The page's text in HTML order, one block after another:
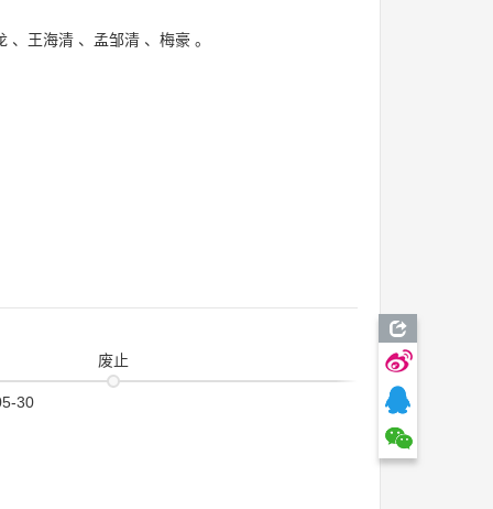
、 王海清 、 孟邹清 、 梅豪 。
30
废止